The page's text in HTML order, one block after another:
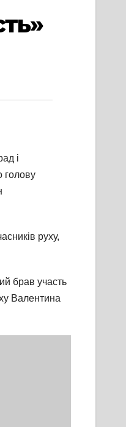
і
голову
руху,
брав участь
Валентина